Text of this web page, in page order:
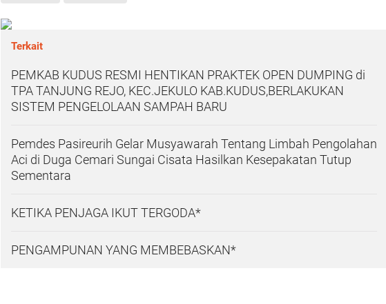
Terkait
PEMKAB KUDUS RESMI HENTIKAN PRAKTEK OPEN DUMPING di
TPA TANJUNG REJO, KEC.JEKULO KAB.KUDUS,BERLAKUKAN
SISTEM PENGELOLAAN SAMPAH BARU
Pemdes Pasireurih Gelar Musyawarah Tentang Limbah Pengolahan
Aci di Duga Cemari Sungai Cisata Hasilkan Kesepakatan Tutup
Sementara
KETIKA PENJAGA IKUT TERGODA*
PENGAMPUNAN YANG MEMBEBASKAN*